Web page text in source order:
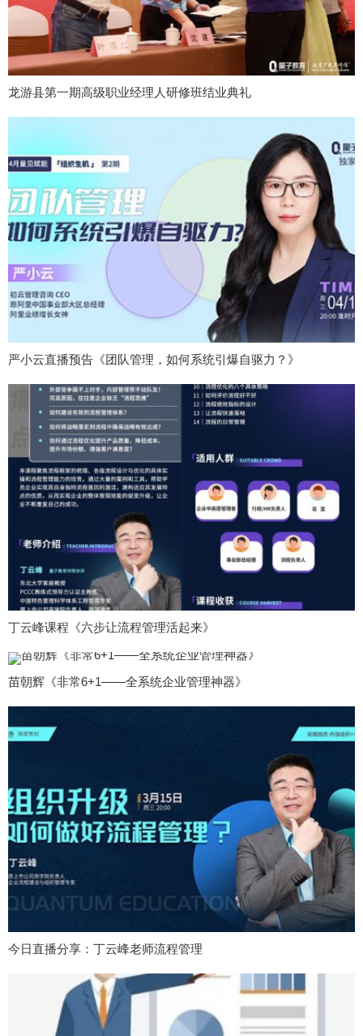
龙游县第一期高级职业经理人研修班结业典礼
严小云直播预告《团队管理，如何系统引爆自驱力？》
丁云峰课程《六步让流程管理活起来》
苗朝辉《非常6+1——全系统企业管理神器》
今日直播分享：丁云峰老师流程管理